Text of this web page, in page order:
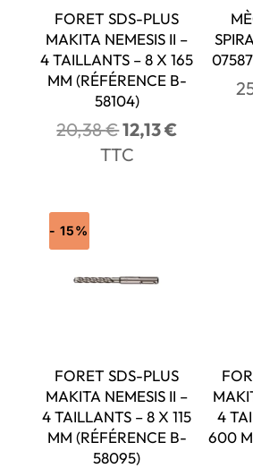
FORET SDS-PLUS
MAKITA NEMESIS II –
4 TAILLANTS – 8 X 165
MM (RÉFÉRENCE B-
58104)
20,38€Le
prix
12,13€Le
TTC
- 15%
FORET SDS-PLUS
MAKITA NEMESIS II –
4 TAILLANTS – 8 X 115
MM (RÉFÉRENCE B-
58095)
4
600